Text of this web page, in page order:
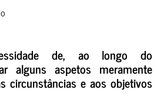
de, ao longo do
alguns aspetos meramente
circunstâncias e aos objetivos